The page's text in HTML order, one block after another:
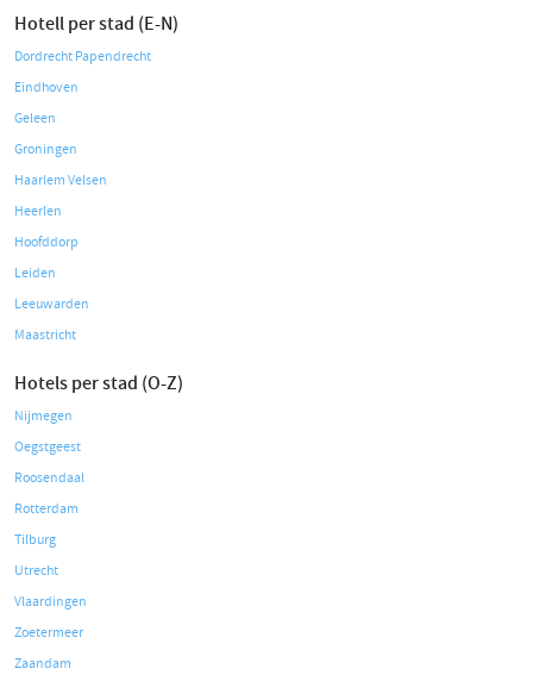
Hotell per stad (E-N)
Dordrecht Papendrecht
Eindhoven
Geleen
Groningen
Haarlem Velsen
Heerlen
Hoofddorp
Leiden
Leeuwarden
Maastricht
Hotels per stad (O-Z)
Nijmegen
Oegstgeest
Roosendaal
Rotterdam
Tilburg
Utrecht
Vlaardingen
Zoetermeer
Zaandam